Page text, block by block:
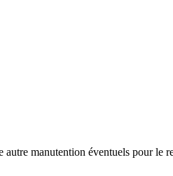
manutention éventuels pour le